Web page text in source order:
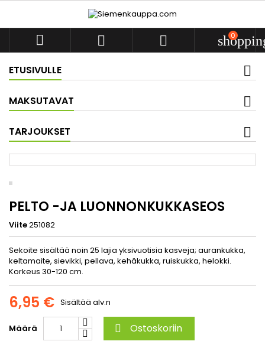
   0
ETUSIVULLE
MAKSUTAVAT
TARJOUKSET
PELTO -JA LUONNONKUKKASEOS
Viite251082
Sekoite sisältää noin 25 lajia yksivuotisia kasveja; aurankukka,
keltamaite, sievikki, pellava, kehäkukka, ruiskukka, helokki.
Korkeus 30-120 cm.
6,95 € Sisältää alv:n
Määrä  Ostoskoriin